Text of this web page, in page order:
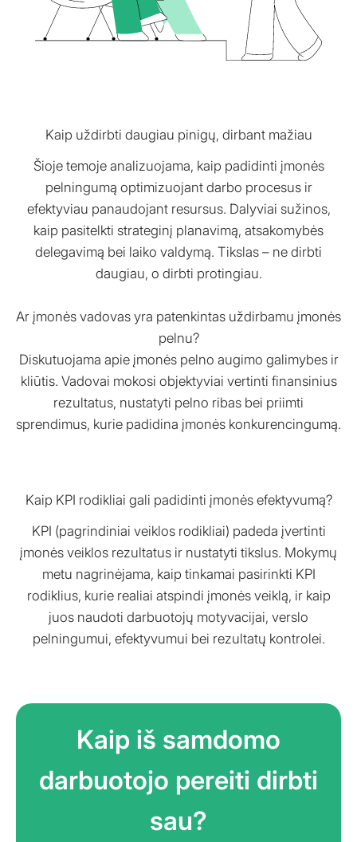
Kaip uždirbti daugiau pinigų, dirbant mažiau
Šioje temoje analizuojama, kaip padidinti įmonės
pelningumą optimizuojant darbo procesus ir
efektyviau panaudojant resursus. Dalyviai sužinos,
kaip pasitelkti strateginį planavimą, atsakomybės
delegavimą bei laiko valdymą. Tikslas – ne dirbti
daugiau, o dirbti protingiau.
Ar įmonės vadovas yra patenkintas uždirbamu įmonės
pelnu?
Diskutuojama apie įmonės pelno augimo galimybes ir
kliūtis. Vadovai mokosi objektyviai vertinti finansinius
rezultatus, nustatyti pelno ribas bei priimti
sprendimus, kurie padidina įmonės konkurencingumą.
Kaip KPI rodikliai gali padidinti įmonės efektyvumą?
KPI (pagrindiniai veiklos rodikliai) padeda įvertinti
įmonės veiklos rezultatus ir nustatyti tikslus. Mokymų
metu nagrinėjama, kaip tinkamai pasirinkti KPI
rodiklius, kurie realiai atspindi įmonės veiklą, ir kaip
juos naudoti darbuotojų motyvacijai, verslo
pelningumui, efektyvumui bei rezultatų kontrolei.
Kaip iš samdomo
darbuotojo pereiti dirbti
sau?